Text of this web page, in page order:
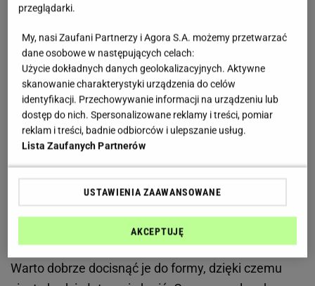
cukierni. Sekret tkwi w kremowej masie i dobrze
schłodzonym spodzie
Sernik bez pieczenia zachwyca przede wszystkim
swoją delikatną strukturą. Masa jest lekka, kremowa
i dosłownie rozpływa się w ustach. Bardzo ważny
jest jednak odpowiednio przygotowany spód,
ponieważ to on nadaje deserowi charakteru i
przyjemnej chrupkości.Najlepiej sprawdzają się
herbatniki maślane albo ciasteczka owsiane, które
po połączeniu z masłem tworzą zwartą podstawę.
Warto dobrze docisnąć je do formy, dzięki czemu
przeglądarki.
My, nasi Zaufani Partnerzy i Agora S.A. możemy przetwarzać
dane osobowe w następujących celach:
Użycie dokładnych danych geolokalizacyjnych. Aktywne
skanowanie charakterystyki urządzenia do celów
identyfikacji. Przechowywanie informacji na urządzeniu lub
dostęp do nich. Spersonalizowane reklamy i treści, pomiar
reklam i treści, badnie odbiorców i ulepszanie usług.
Lista Zaufanych Partnerów
USTAWIENIA ZAAWANSOWANE
AKCEPTUJĘ